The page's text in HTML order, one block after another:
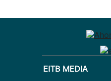
EITB MEDIA